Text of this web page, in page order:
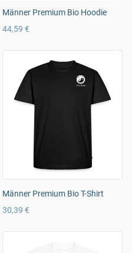
Männer Premium Bio Hoodie
44,59 €
Männer Premium Bio T-Shirt
30,39 €